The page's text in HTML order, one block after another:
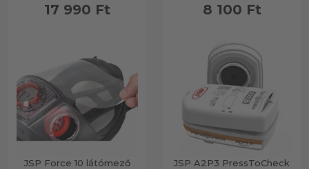
17 990 Ft 8 100 Ft
JSP Force 10 látómező
JSP A2P3 PressToCheck